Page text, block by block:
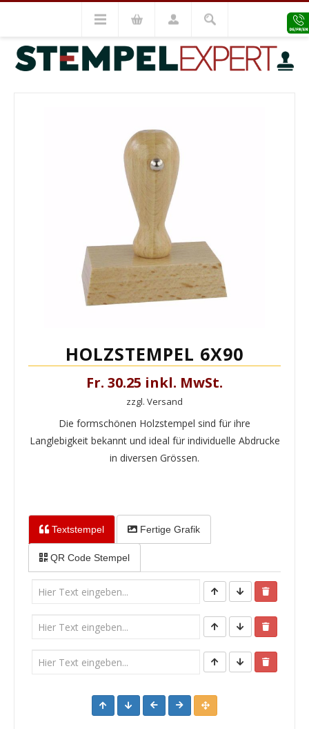
Holzstempel Holzstempel 6x90
VORHERIGES MODELL NÄCHSTES MODELL
HOLZSTEMPEL 6X90
Fr. 30.25 inkl. MwSt.
zzgl. Versand
Die formschönen Holzstempel sind für ihre
Langlebigkeit bekannt und ideal für individuelle Abdrucke
in diversen Grössen.
Textstempel Fertige Grafik
QR Code Stempel